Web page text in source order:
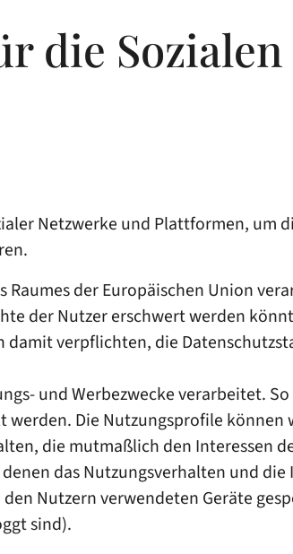
die
Netzwerke und Plattformen, um
der Europäischen Union
der Nutzer erschwert werden
verpflichten, die
und Werbezwecke verarbeitet.
Die Nutzungsprofile
die mutmaßlich den Interessen
das Nutzungsverhalten und
Nutzern verwendeten Geräte
sind).